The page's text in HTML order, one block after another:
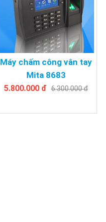
Máy chấm công vân tay
Mita 8683
5.800.000 đ 6.300.000 đ